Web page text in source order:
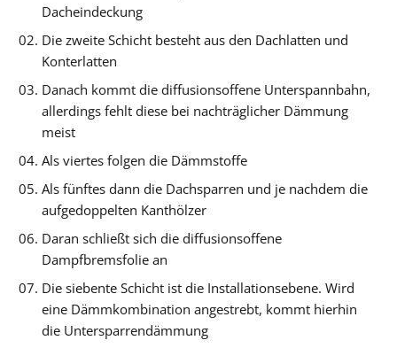
Dacheindeckung
Die zweite Schicht besteht aus den Dachlatten und
Konterlatten
Danach kommt die diffusionsoffene Unterspannbahn,
allerdings fehlt diese bei nachträglicher Dämmung
meist
Als viertes folgen die Dämmstoffe
Als fünftes dann die Dachsparren und je nachdem die
aufgedoppelten Kanthölzer
Daran schließt sich die diffusionsoffene
Dampfbremsfolie an
Die siebente Schicht ist die Installationsebene. Wird
eine Dämmkombination angestrebt, kommt hierhin
die Untersparrendämmung